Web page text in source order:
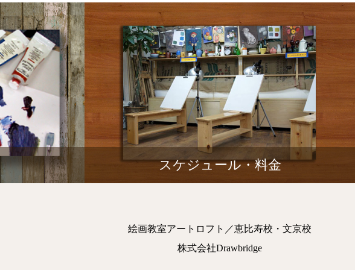
スケジュール・料金
絵画教室アートロフト／恵比寿校・文京校
株式会社Drawbridge